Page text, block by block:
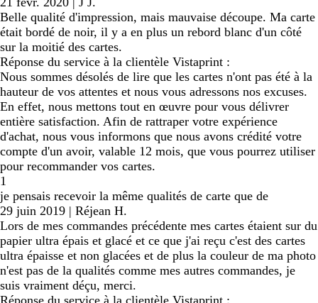
Belle qualité d'impression, mais mauvaise découpe. Ma carte
était bordé de noir, il y a en plus un rebord blanc d'un côté
sur la moitié des cartes.
Réponse du service à la clientèle Vistaprint :
Nous sommes désolés de lire que les cartes n'ont pas été à la
hauteur de vos attentes et nous vous adressons nos excuses.
En effet, nous mettons tout en œuvre pour vous délivrer
entière satisfaction. Afin de rattraper votre expérience
d'achat, nous vous informons que nous avons crédité votre
compte d'un avoir, valable 12 mois, que vous pourrez utiliser
pour recommander vos cartes.
1
je pensais recevoir la même qualités de carte que de
29 juin 2019 | Réjean H.
Lors de mes commandes précédente mes cartes étaient sur du
papier ultra épais et glacé et ce que j'ai reçu c'est des cartes
ultra épaisse et non glacées et de plus la couleur de ma photo
n'est pas de la qualités comme mes autres commandes, je
suis vraiment déçu, merci.
Réponse du service à la clientèle Vistaprint :